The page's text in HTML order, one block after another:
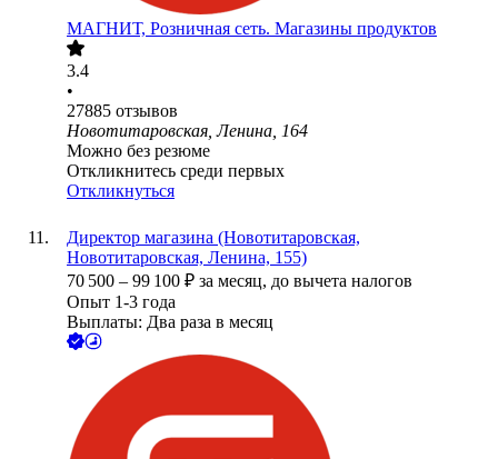
МАГНИТ, Розничная сеть. Магазины продуктов
3.4
•
27885 отзывов
Новотитаровская, Ленина, 164
Можно без резюме
Откликнитесь среди первых
Откликнуться
Директор магазина (Новотитаровская,
Новотитаровская, Ленина, 155)
70 500 – 99 100 ₽ за месяц, до вычета налогов
Опыт 1-3 года
Выплаты: Два раза в месяц